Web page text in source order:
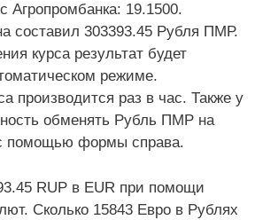
Агропромбанка: 19.1500.
составил 303393.45 Рубля ПМР.
курса результат будет
режиме.
производится раз в час. Также у
обменять Рубль ПМР на
помощью формы справа.
RUP в EUR при помощи
Сколько 15843 Евро в Рублях